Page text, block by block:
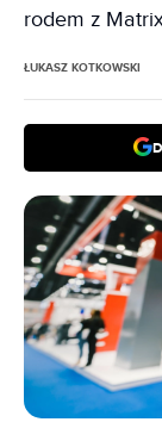
rodem z
ŁUKASZ KOTKOWSKI